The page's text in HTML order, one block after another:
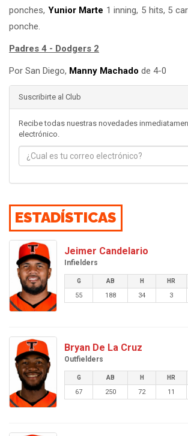
ponches, Yunior Marte 1 inning, 5 hits, 5
ponche.
Padres 4 - Dodgers 2
Por San Diego, Manny Machado de 4-0
Suscribirte al Club
Recibe todas nuestras novedades
electrónico.
ESTADÍSTICAS
Jeimer Candelario
Infielders
G AB H HR
55 188 34 3
Bryan De La Cruz
Outfielders
G AB H HR
67 250 72 11